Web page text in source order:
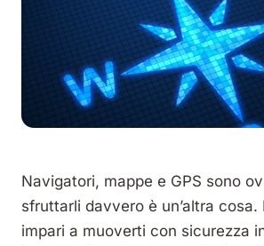
Navigatori, mappe e GPS sono
sfruttarli davvero è un’altra
impari a muoverti con sicurezza